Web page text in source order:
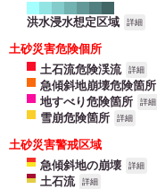
洪水浸水想定区域 詳細
土砂災害危険個所
土石流危険渓流
詳細
急傾斜地崩壊危険箇所
地すべり危険箇所 詳細
雪崩危険箇所 詳細
土砂災害警戒区域
急傾斜地の崩壊
詳細
土石流 詳細